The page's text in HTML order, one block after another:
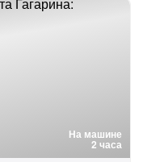
На машине
2 часа